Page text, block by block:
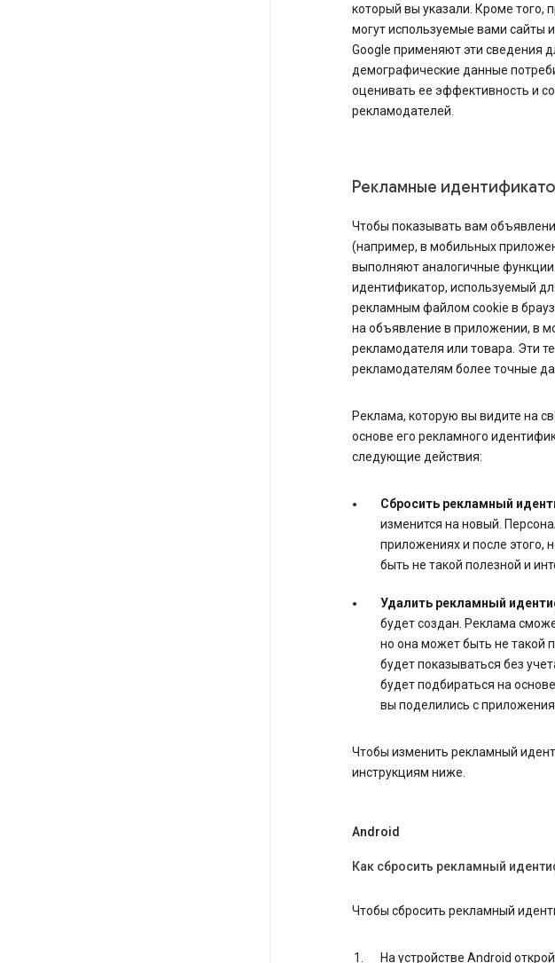
который вы указали. Кроме
могут используемые вами сайты
Google применяют эти сведения
демографические данные
оценивать ее эффективность и
рекламодателей.
Рекламные
Чтобы показывать вам
(например, в мобильных
выполняют аналогичные
идентификатор, используемый
рекламным файлом cookie в
на объявление в приложении, в
рекламодателя или товара. Эти
рекламодателям более точные
Реклама, которую вы видите на
основе его рекламного
следующие действия:
Сбросить рекламный
изменится на новый.
приложениях и после этого,
быть не такой полезной и
Удалить рекламный
будет создан. Реклама
но она может быть не такой
будет показываться без
будет подбираться на
вы поделились с
Чтобы изменить рекламный
инструкциям ниже.
Android
Как сбросить рекламный
Чтобы сбросить рекламный
На устройстве Android